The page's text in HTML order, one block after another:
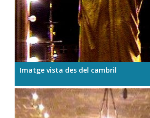
Imatge vista des del cambril